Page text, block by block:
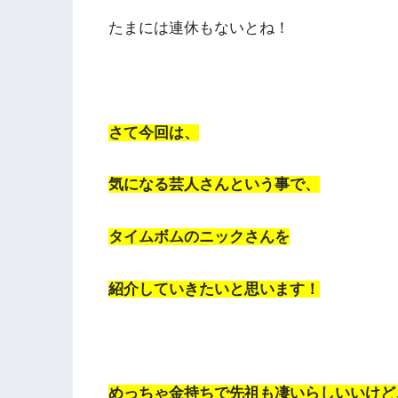
たまには連休もないとね！
さて今回は、
気になる芸人さんという事で、
タイムボムのニックさんを
紹介していきたいと思います！
めっちゃ金持ちで先祖も凄いらしいいけ